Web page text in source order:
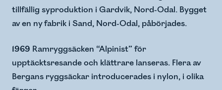
tillfällig syproduktion i Gardvik, Nord-Odal. Bygget
av en ny fabrik i Sand, Nord-Odal, påbörjades.
1969 Ramryggsäcken “Alpinist” för
upptäcktsresande och klättrare lanseras. Flera av
Bergans ryggsäckar introducerades i nylon, i olika